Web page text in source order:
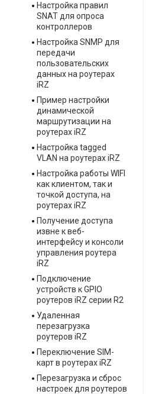
Настройка правил
SNAT для опроса
контроллеров
Настройка SNMP для
передачи
пользовательских
данных на роутерах
iRZ
Пример настройки
динамической
маршрутизации на
роутерах iRZ
Настройка tagged
VLAN на роутерах iRZ
Настройка работы WIFI
как клиентом, так и
точкой доступа, на
роутерах iRZ
Получение доступа
извне к веб-
интерфейсу и консоли
управления роутера
iRZ
Подключение
устройств к GPIO
роутеров iRZ серии R2
Удаленная
перезагрузка
роутеров iRZ
Переключение SIM-
карт в роутерах iRZ
Перезагрузка и сброс
настроек для роутеров